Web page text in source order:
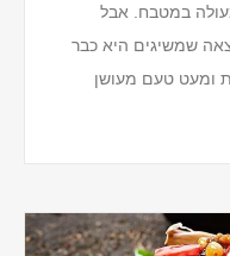
במטבח. אבל
שמשיגים היא כבר
ומעט טעם מעושן